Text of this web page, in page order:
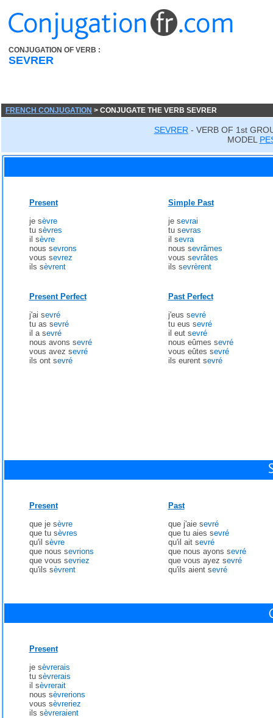
CONJUGATION OF VERB :
SEVRER
FRENCH CONJUGATION > CONJUGATE THE VERB SEVRER
SEVRER - VERB OF 1st
MODEL
Present
je sèvre
tu sèvres
il sèvre
nous sevrons
vous sevrez
ils sèvrent
Simple Past
je sevrai
tu sevras
il sevra
nous sevrâmes
vous sevrâtes
ils sevrèrent
Present Perfect
j'ai sevré
tu as sevré
il a sevré
nous avons sevré
vous avez sevré
ils ont sevré
Past Perfect
j'eus sevré
tu eus sevré
il eut sevré
nous eûmes sevré
vous eûtes sevré
ils eurent sevré
Present
que je sèvre
que tu sèvres
qu'il sèvre
que nous sevrions
que vous sevriez
qu'ils sèvrent
Past
que j'aie sevré
que tu aies sevré
qu'il ait sevré
que nous ayons sevré
que vous ayez sevré
qu'ils aient sevré
Present
je sèvrerais
tu sèvrerais
il sèvrerait
nous sèvrerions
vous sèvreriez
ils sèvreraient